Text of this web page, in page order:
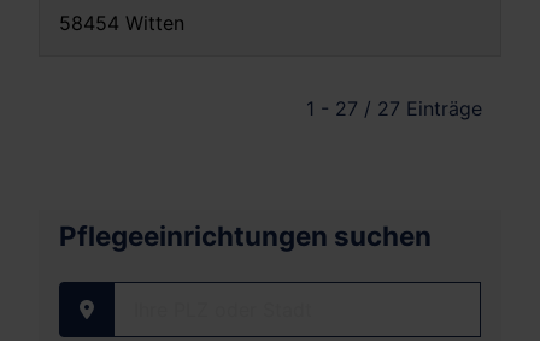
58454 Witten
1 - 27 / 27 Einträge
Pflegeeinrichtungen suchen
Ihre PLZ oder Stadt